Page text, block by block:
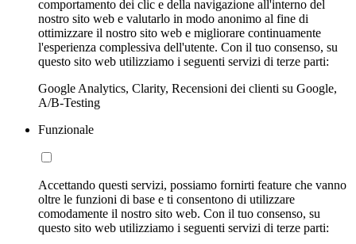
comportamento dei clic e della navigazione all'interno del
nostro sito web e valutarlo in modo anonimo al fine di
ottimizzare il nostro sito web e migliorare continuamente
l'esperienza complessiva dell'utente. Con il tuo consenso, su
questo sito web utilizziamo i seguenti servizi di terze parti:
Google Analytics, Clarity, Recensioni dei clienti su Google,
A/B-Testing
Funzionale
Accettando questi servizi, possiamo fornirti feature che vanno
oltre le funzioni di base e ti consentono di utilizzare
comodamente il nostro sito web. Con il tuo consenso, su
questo sito web utilizziamo i seguenti servizi di terze parti: